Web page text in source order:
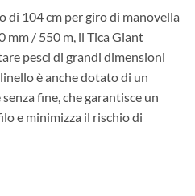
di 104 cm per giro di manovella
mm / 550 m, il Tica Giant
pesci di grandi dimensioni
è anche dotato di un
fine, che garantisce un
e minimizza il rischio di